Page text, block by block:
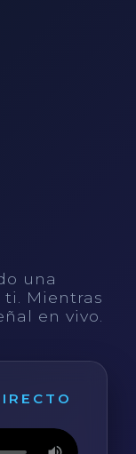
una
Mientras
en vivo.